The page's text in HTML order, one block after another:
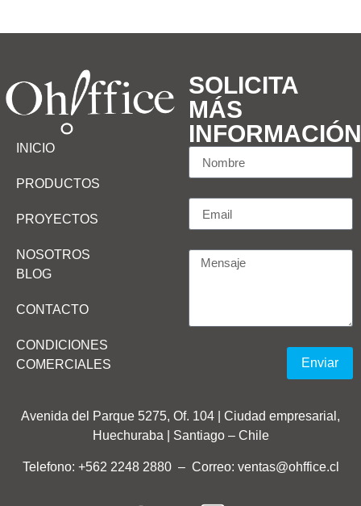
INICIO
PRODUCTOS
PROYECTOS
NOSOTROS
BLOG
CONTACTO
CONDICIONES
COMERCIALES
SOLICITA
MÁS
INFORMACIÓN
Enviar
Avenida del Parque 5275, Of. 104 | Ciudad empresarial,
Huechuraba | Santiago – Chile
Telefono: +562 2248 2880 – Correo: ventas@ohffice.cl